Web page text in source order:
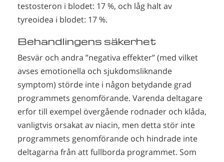
testosteron i blodet: 17 %, och låg halt av
tyreoidea i blodet: 17 %.
Behandlingens säkerhet
Besvär och andra ”negativa effekter” (med vilket
avses emotionella och sjukdomsliknande
symptom) störde inte i någon betydande grad
programmets genomförande. Varenda deltagare
erfor till exempel övergående rodnader och klåda,
vanligtvis orsakat av niacin, men detta stör inte
programmets genomförande och hindrade inte
deltagarna från att fullborda programmet. Som